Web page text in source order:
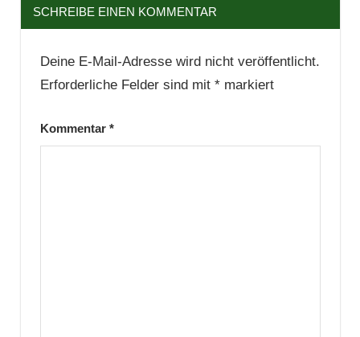
SCHREIBE EINEN KOMMENTAR
Deine E-Mail-Adresse wird nicht veröffentlicht.
Erforderliche Felder sind mit *markiert
Kommentar *